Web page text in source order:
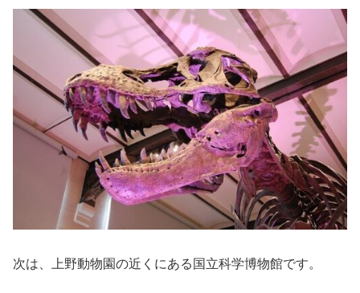
次は、上野動物園の近くにある国立科学博物館です。